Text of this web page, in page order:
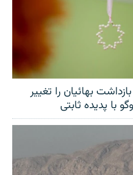
بهائیان را تغییر
با پدیده ثابتی